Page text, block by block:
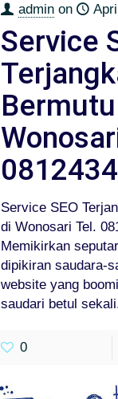
admin on
Service
Service SEO
di Wonosari Tel.
Memikirkan
dipikiran saudara-
website yang
saudari betul
0